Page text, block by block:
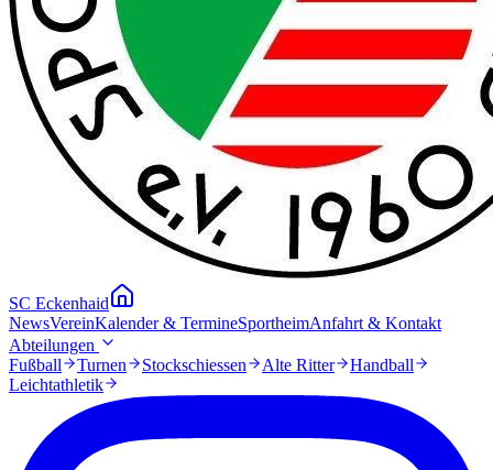
SC Eckenhaid
NewsVereinKalender & TermineSportheimAnfahrt & Kontakt
Abteilungen
Fußball
Turnen Stockschiessen Alte Ritter
Handball
Leichtathletik